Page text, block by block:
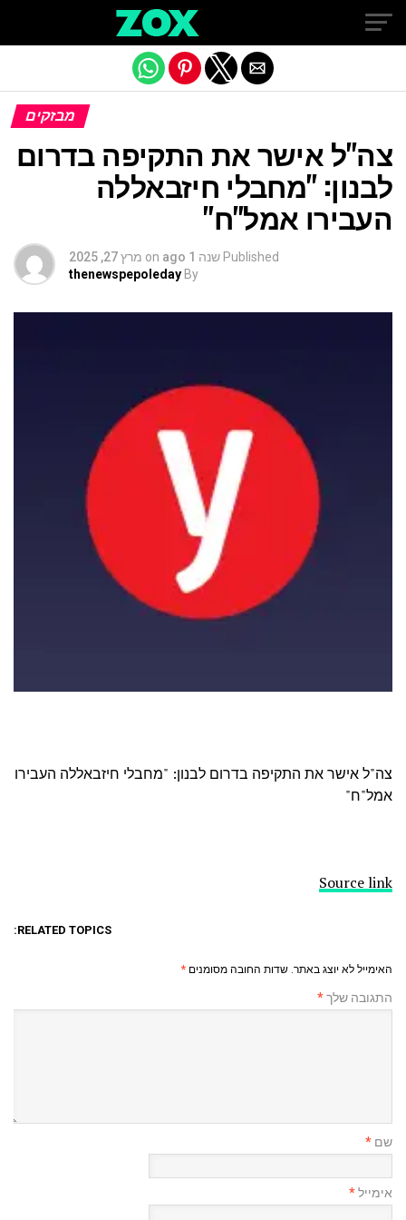
מבזקים
צה"ל אישר את התקיפה בדרום
לבנון: "מחבלי חיזבאללה
העבירו אמל"ח"
Published שנה 1 ago on מרץ 27, 2025
By
thenewspepoleday
צה"ל אישר את התקיפה בדרום לבנון: "מחבלי חיזבאללה העבירו
אמל"ח"
Source link
RELATED TOPICS:
האימייל לא יוצג באתר. שדות החובה מסומנים *
התגובה שלך*
שם *
אימייל*
Exit mobile version